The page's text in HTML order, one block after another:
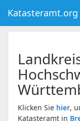
Katasteramt.org
Klicken Sie hier,
Katasteramt in